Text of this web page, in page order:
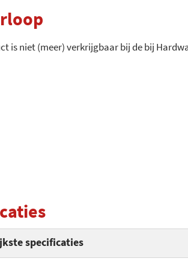
is niet (meer) verkrijgbaar bij de bij
specificaties